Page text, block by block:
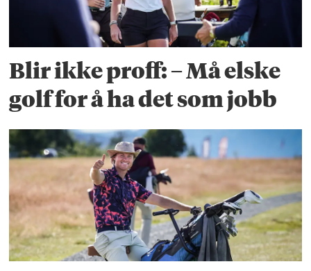
Blir ikke proff: – Må elske
golf for å ha det som jobb